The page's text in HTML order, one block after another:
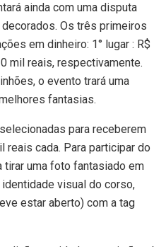
ainda com uma disputa
Os três primeiros
em dinheiro: 1° lugar : R$
mil reais, respectivamente.
o evento trará uma
fantasias.
para receberem
reais cada. Para participar do
uma foto fantasiado em
visual do corso,
estar aberto) com a tag